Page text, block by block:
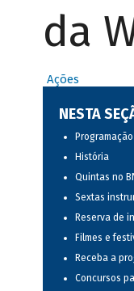
da
Ações
NESTA
Programação
História
Quintas no
Sextas
Reserva de
Filmes e
Receba a
Concursos